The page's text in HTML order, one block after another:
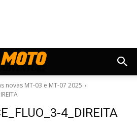
novas MT-03 e MT-07 2025
4_DIREITA